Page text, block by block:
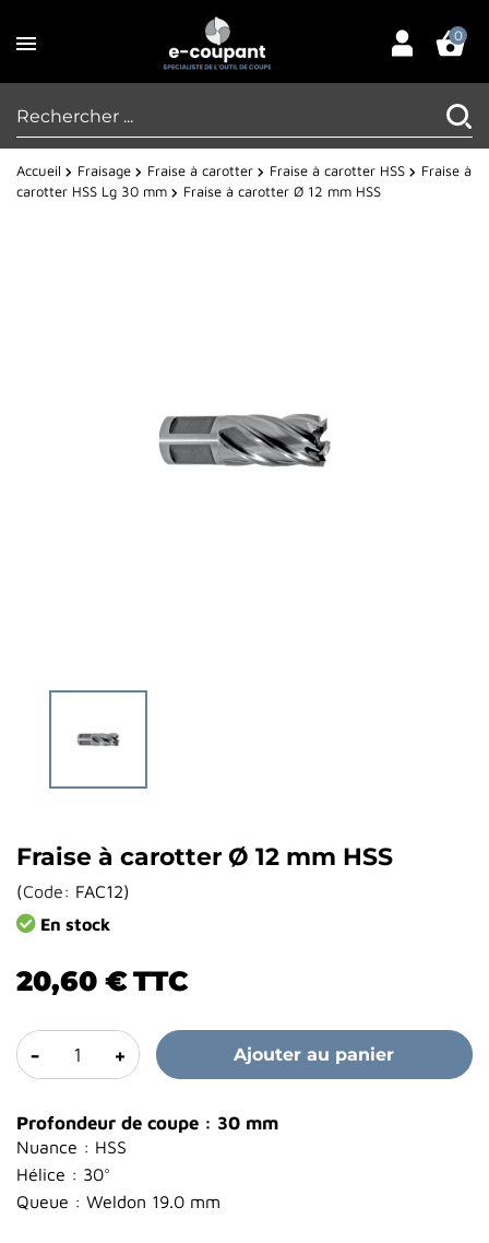
0
Accueil Fraisage Fraise à carotter Fraise à carotter HSS
Fraise à
carotter HSS Lg 30 mm
Fraise à carotter Ø 12 mm HSS
Fraise à carotter Ø 12 mm HSS
(Code: FAC12)
En stock
20,60 €TTC
- + Ajouter au panier
Profondeur de coupe : 30 mm
Nuance : HSS
Hélice : 30°
Queue : Weldon 19.0 mm